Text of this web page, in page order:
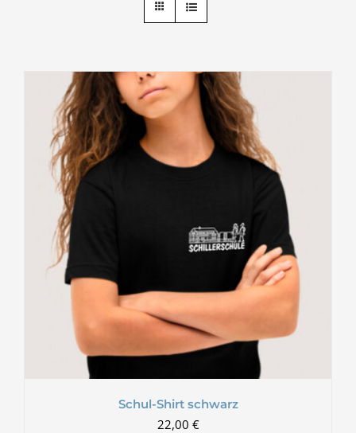
Schul-Shirt schwarz
22,00 €